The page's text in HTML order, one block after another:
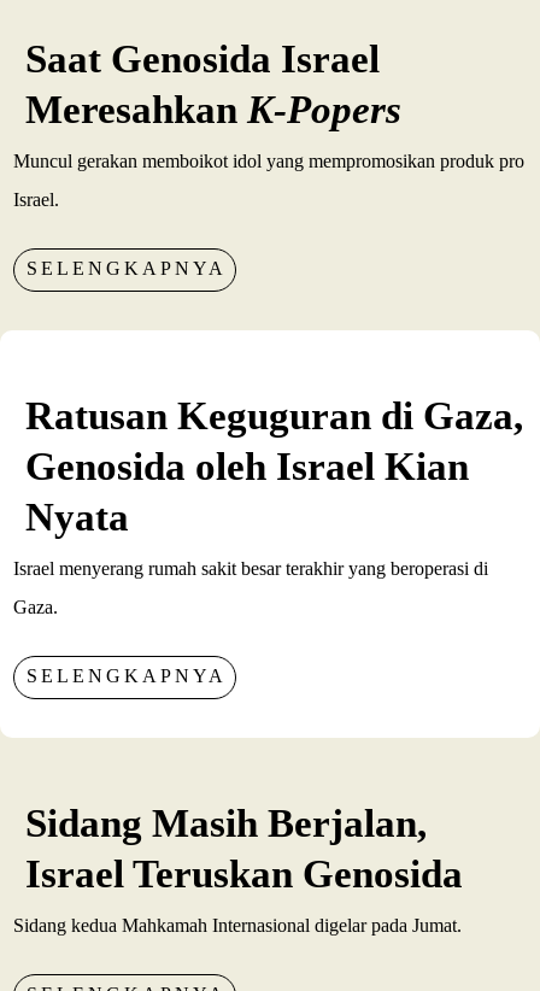
Saat Genosida Israel
MeresahkanK-Popers
Muncul gerakan memboikot idol yang mempromosikan produk pro
Israel.
SELENGKAPNYA
Ratusan Keguguran di Gaza,
Genosida oleh Israel Kian
Nyata
Israel menyerang rumah sakit besar terakhir yang beroperasi di
Gaza.
SELENGKAPNYA
Sidang Masih Berjalan,
Israel Teruskan Genosida
Sidang kedua Mahkamah Internasional digelar pada Jumat.